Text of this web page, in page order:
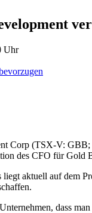
Uhr
Corp (TSX-V: GBB;
des CFO für Gold
aktuell auf dem
dass